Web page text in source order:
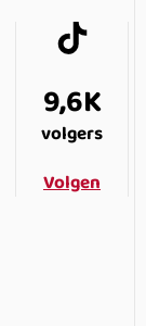
9,6K
volgers
Volgen